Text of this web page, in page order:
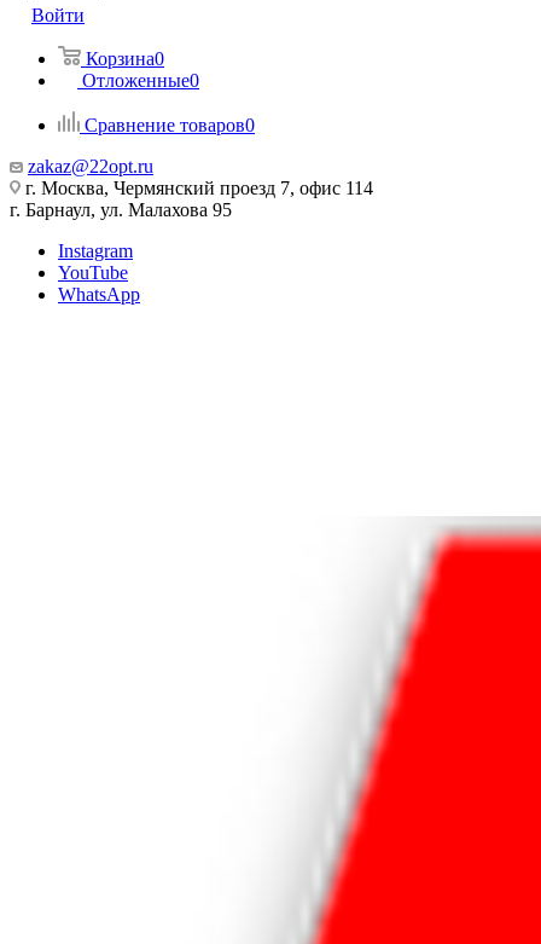
Войти
Корзина0
Отложенные0
Сравнение товаров0
zakaz@22opt.ru
г. Москва, Чермянский проезд 7, офис 114
г. Барнаул, ул. Малахова 95
Instagram
YouTube
WhatsApp